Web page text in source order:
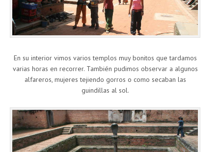
En su interior vimos varios templos muy bonitos que tardamos
varias horas en recorrer. También pudimos observar a algunos
alfareros, mujeres tejiendo gorros o como secaban las
guindillas al sol.